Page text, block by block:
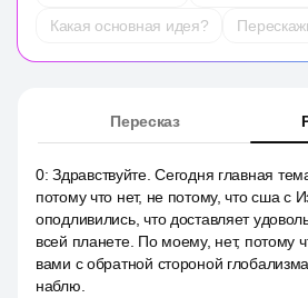
Какая основная идея?
Пересказ
0:Здравствуйте. Сегодня главная
потому что нет, не потому, что сша с
оподливились, что доставляет
всей планете. По моему, нет, потому
вами с обратной стороной
наблю.